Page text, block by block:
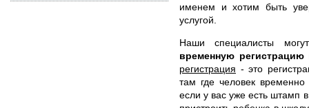
именем и хотим быть
услугой.
Наши специалисты
временную
регистрация - это
там где человек
если у вас уже есть штамп